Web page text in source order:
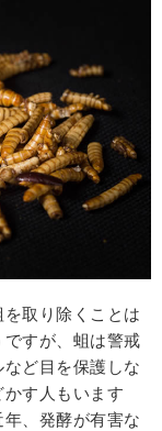
取り除くことは
すが、蛆は警戒
ど目を保護しな
す人もいます
、発酵が有害な